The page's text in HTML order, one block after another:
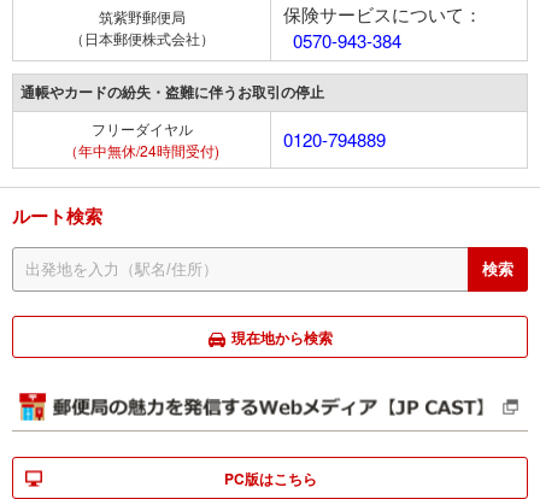
筑紫野郵便局
（日本郵便株式会社）
保険サービスについて：
0570-943-384
通帳やカードの紛失・盗難に伴うお取引の停止
フリーダイヤル
（年中無休/24時間受付)
0120-794889
ルート検索
現在地から検索
PC版はこちら